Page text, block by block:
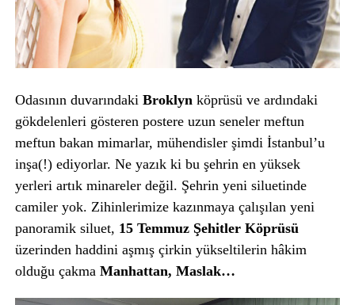
Odasının duvarındakiBroklynköprüsü ve ardındaki
gökdelenleri gösteren postere uzun seneler meftun
meftun bakan mimarlar, mühendisler şimdi İstanbul’u
inşa(!) ediyorlar. Ne yazık ki bu şehrin en yüksek
yerleri artık minareler değil. Şehrin yeni siluetinde
camiler yok. Zihinlerimize kazınmaya çalışılan yeni
panoramik siluet, 15 Temmuz Şehitler Köprüsü
üzerinden haddini aşmış çirkin yükseltilerin hâkim
olduğu çakma Manhattan, Maslak…